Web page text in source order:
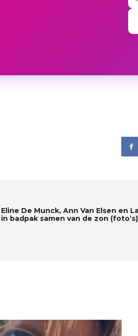
Eline De Munck, Ann Van Elsen en
in badpak samen van de zon (foto’s)